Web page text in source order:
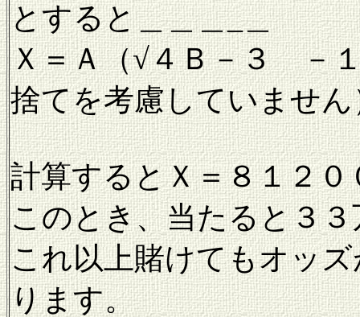
とすると＿＿＿_＿
Ｘ＝Ａ（√４Ｂ－３ －
捨てを考慮していません
計算するとＸ＝８１２
このとき、当たると３
これ以上賭けてもオッ
ります。